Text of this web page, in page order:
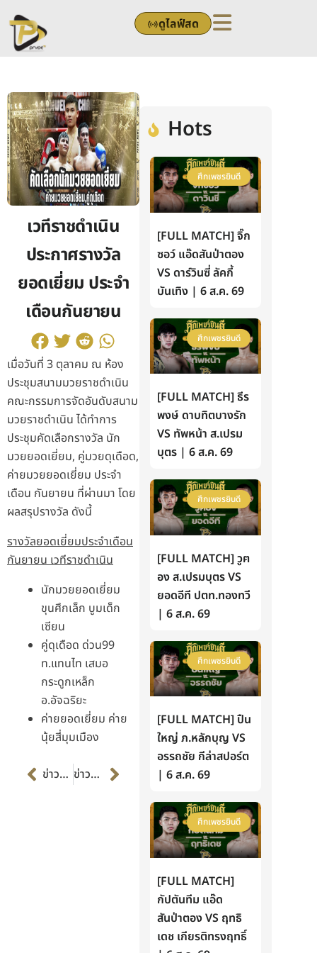
to
content
ดูไลฟ์สด
เวทีราชดำเนิน
ประกาศรางวัล
ยอดเยี่ยม ประจำ
เดือนกันยายน
เมื่อวันที่ 3 ตุลาคม ณ ห้อง
ประชุมสนามมวยราชดำเนิน
คณะกรรมการจัดอันดับสนาม
มวยราชดำเนิน ได้ทำการ
ประชุมคัดเลือกรางวัล นัก
มวยยอดเยี่ยม, คู่มวยดุเดือด,
ค่ายมวยยอดเยี่ยม ประจำ
เดือน กันยายน ที่ผ่านมา โดย
ผลสรุปรางวัล ดังนี้
รางวัลยอดเยี่ยมประจำเดือน
กันยายน เวทีราชดำเนิน
นักมวยยอดเยี่ยม
ขุนศึกเล็ก บูมเด็ก
เซียน
คู่ดุเดือด ด่วน99
ท.แทนไท เสมอ
กระดูกเหล็ก
อ.อัจฉริยะ
ค่ายยอดเยี่ยม ค่าย
นุ้ยสี่มุมเมือง
Prevข่าวก่อนหน้า ข่าวต่อไป Next
Hots
ศึกเพชรยินดี
[FULL MATCH] จิ๊ก
ซอว์ แอ๊ดสันป่าตอง
VS ดาร์วินซี่ ลัคกี้
บันเทิง | 6 ส.ค. 69
ศึกเพชรยินดี
[FULL MATCH] ธีร
พงษ์ ดาบทิตบางรัก
VS ทัพหน้า ส.เปรม
บุตร | 6 ส.ค. 69
ศึกเพชรยินดี
[FULL MATCH] วูฅ
อง ส.เปรมบุตร VS
ยอดอีที ปตท.ทองทวี
| 6 ส.ค. 69
ศึกเพชรยินดี
[FULL MATCH] ปืน
ใหญ่ ภ.หลักบุญ VS
อรรถชัย กีล่าสปอร์ต
| 6 ส.ค. 69
ศึกเพชรยินดี
[FULL MATCH]
กัปตันทีม แอ๊ด
สันป่าตอง VS ฤทธิ
เดช เกียรติทรงฤทธิ์